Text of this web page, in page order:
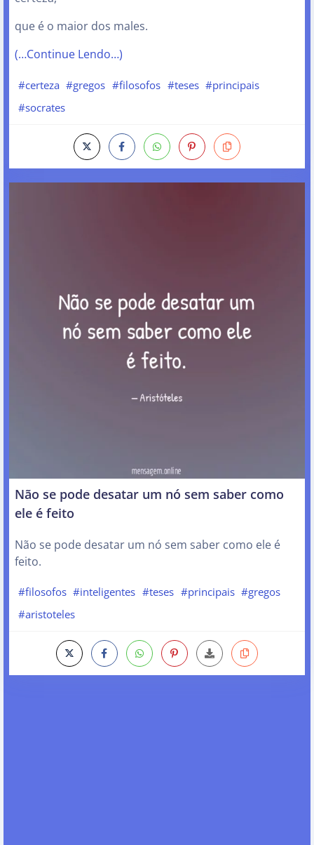
que é o maior dos males.
(…Continue Lendo…)
#certeza #gregos #filosofos #teses #principais
#socrates
Não se pode desatar um nó sem saber como
ele é feito
Não se pode desatar um nó sem saber como ele é
feito.
#filosofos #inteligentes #teses #principais #gregos
#aristoteles